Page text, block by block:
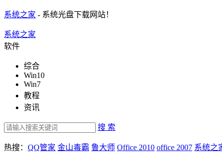
系统之家 - 系统光盘下载网站！
系统之家
软件
综合
Win10
Win7
教程
资讯
搜 索
热搜： QQ管家 金山毒霸 鲁大师 Office 2010 office 2007 系统之